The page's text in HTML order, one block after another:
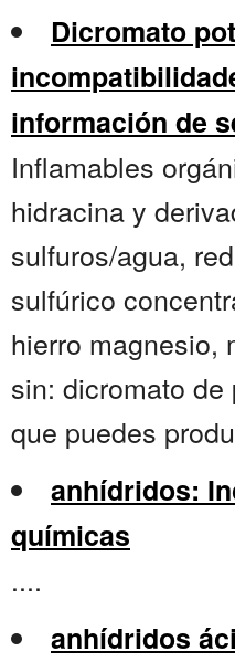
Dicromato
información de
Inflamables
hidracina y
sulfuros/agua,
sulfúrico
hierro magnesio,
sin: dicromato
que puedes
anhídridos:
químicas
....
anhídridos